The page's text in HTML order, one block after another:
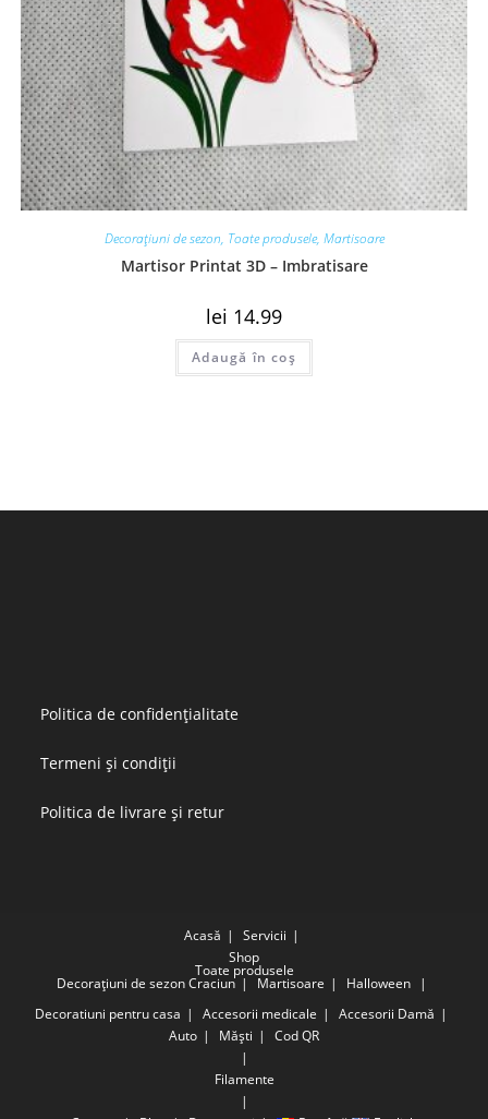
Decorațiuni de sezon, Toate produsele, Martisoare
Martisor Printat 3D – Imbratisare
lei 14.99
Adaugă în coș
Politica de confidențialitate
Termeni și condiții
Politica de livrare și retur
Acasă
Servicii
Shop
Toate produsele
Decorațiuni de sezon Craciun Martisoare
Halloween
Decoratiuni pentru casa
Accesorii medicale
Accesorii Damă
Auto
Măști Cod QR
Filamente